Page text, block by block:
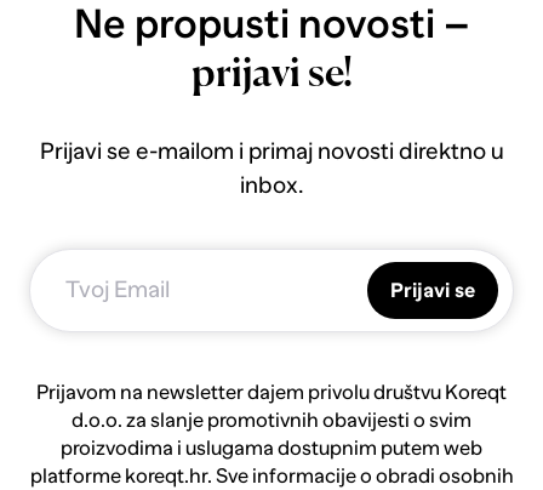
Ne propusti novosti –
prijavi se!
Prijavi se e-mailom i primaj novosti direktno u
inbox.
Prijavi se
Prijavom na newsletter dajem privolu društvu Koreqt
d.o.o. za slanje promotivnih obavijesti o svim
proizvodima i uslugama dostupnim putem web
platforme koreqt.hr. Sve informacije o obradi osobnih